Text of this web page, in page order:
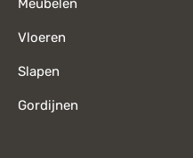
Meubelen
Vloeren
Slapen
Gordijnen